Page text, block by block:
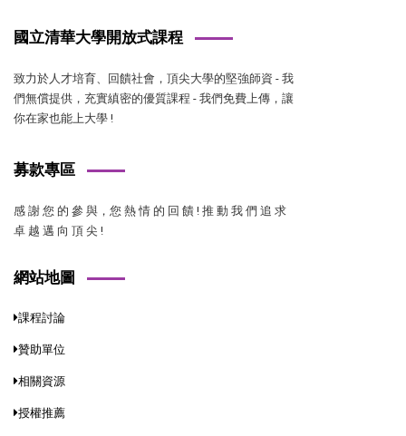
國立清華大學開放式課程
致力於人才培育、回饋社會，頂尖大學的堅強師資 - 我
們無償提供，充實縝密的優質課程 - 我們免費上傳，讓
你在家也能上大學 !
募款專區
感 謝 您 的 參 與，您 熱 情 的 回 饋 ! 推 動 我 們 追 求
卓 越 邁 向 頂 尖 !
網站地圖
課程討論
贊助單位
相關資源
授權推薦